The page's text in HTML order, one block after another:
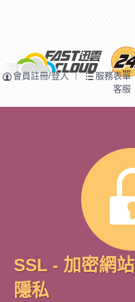
會員註冊/登入｜ 服務表單
客服
SSL - 加密網
隱私